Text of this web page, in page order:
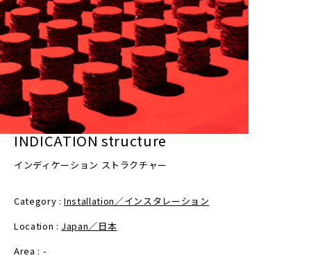
INDICATION structure
インディケーション ストラクチャー
Category :Installation／インスタレーション
Location : Japan／日本
Area : -